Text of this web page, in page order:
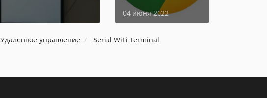
04 июня 2022
Удаленное управление Serial WiFi Terminal